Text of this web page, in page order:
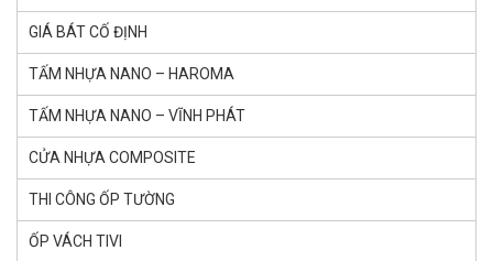
GIÁ BÁT CỐ ĐỊNH
TẤM NHỰA NANO – HAROMA
TẤM NHỰA NANO – VĨNH PHÁT
CỬA NHỰA COMPOSITE
THI CÔNG ỐP TƯỜNG
ỐP VÁCH TIVI